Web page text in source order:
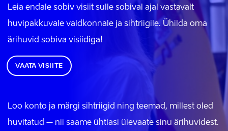
Leia endale sobiv visiit sulle sobival ajal vastavalt
huvipakkuvale valdkonnale ja sihtriigile. Ühilda oma
ärihuvid sobiva visiidiga!
VAATA VISIITE
Loo konto ja märgi sihtriigid ning teemad, millest oled
huvitatud – nii saame ühtlasi ülevaate sinu ärihuvidest.